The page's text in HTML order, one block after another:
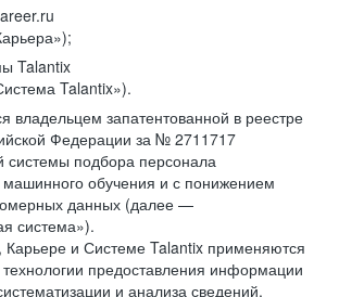
Talantix
Talantix»).
владельцем запатентованной в реестре
Федерации за № 2711717
системы подбора персонала
обучения и с понижением
данных (далее —
система»).
Карьере и Системе Talantix применяются
предоставления информации
и анализа сведений,